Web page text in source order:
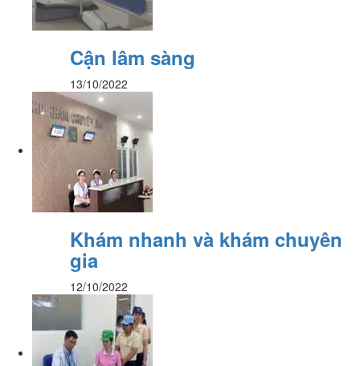
Cận lâm sàng
13/10/2022
Khám nhanh và khám chuyên
gia
12/10/2022